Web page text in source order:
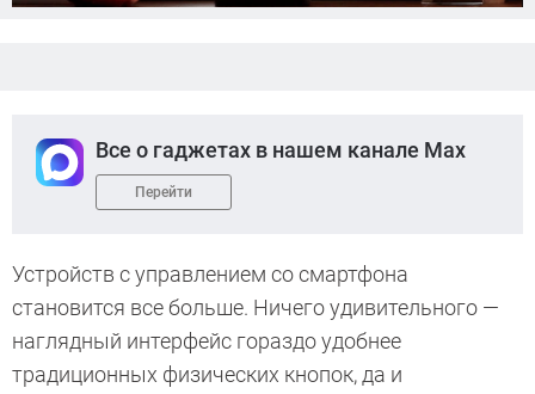
Все о гаджетах в нашем канале Max
Перейти
Устройств с управлением со смартфона
становится все больше. Ничего удивительного —
наглядный интерфейс гораздо удобнее
традиционных физических кнопок, да и